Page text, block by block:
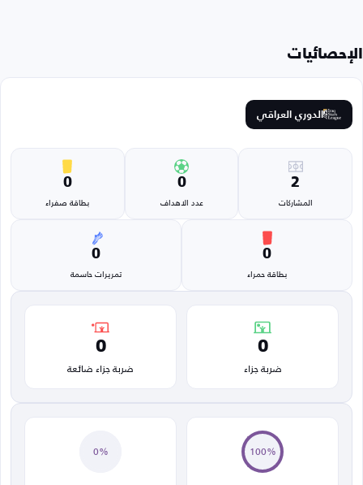
الإحصائيات
الدوري العراقي
2
المشاركات
0
عدد الاهداف
0
بطاقة صفراء
0
بطاقة حمراء
0
تمريرات حاسمة
0
ضربة جزاء
0
ضربة جزاء ضائعة
100%
0%